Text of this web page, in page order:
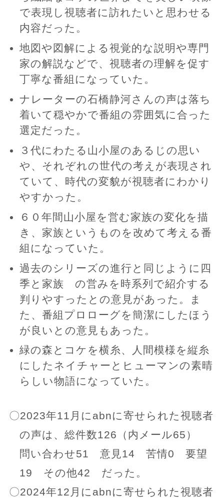
で表現し視聴者に訪れたいと思わせる
内容だった。
地図や図解による視覚的な説明や専門
家の解説などで、視聴者の理解を促す
丁寧な番組になっていた。
ナレーターの石橋静河さんの声は落ち
着いて穏やかで番組の雰囲気に合った
選定だった。
３代にわたる山小屋のあるじの思い
や、それぞれの世代の考えが表現され
ていて、時代の変貌が視聴者にわかり
やすかった。
６０年間山小屋を営む家族の変化を描
き、家族というものを改めて考える番
組になっていた。
過去のシリーズの進行と同じように四
季と家族 の営みを時系列で紹介する
判りやすったとの意見があった。ま
た、番組プロローグを簡潔にしたほう
が良いとの意見もあった。
緑の森とコケを横糸、人間模様を縦糸
にしたネイチャーとヒューマンの素晴
らしい物語になっていた。
〇2023年11月にabnに寄せられた視聴者
の声は、総件数126（内メール65）
問い合わせ51 意見14 苦情0 要望
19 その他42 だった。
〇2024年12月にabnに寄せられた視聴者